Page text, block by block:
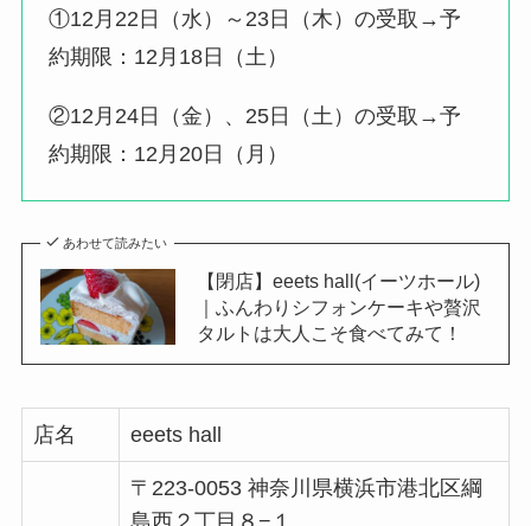
①12月22日（水）～23日（木）の受取→予
約期限：12月18日（土）
②12月24日（金）、25日（土）の受取→予
約期限：12月20日（月）
あわせて読みたい
【閉店】eeets hall(イーツホール)
｜ふんわりシフォンケーキや贅沢
タルトは大人こそ食べてみて！
店名 eeets hall
〒223-0053 神奈川県横浜市港北区綱